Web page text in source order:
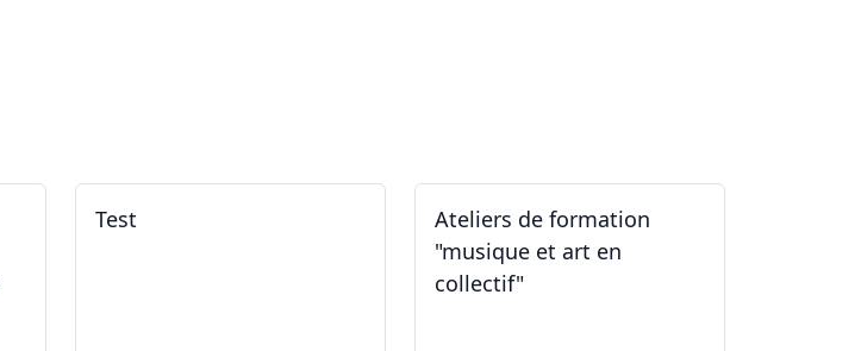
Test
Ateliers de formation
"musique et art en
collectif"